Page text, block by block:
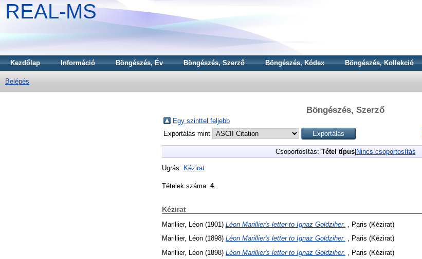
REAL-MS
Kezdőlap Információ Böngészés, Év Böngészés, Szerző Böngészés, Kódex Böngészés, Kollekció
Belépés
Böngészés, Szerző
Egy szinttel feljebb
Exportálás mint
Csoportosítás: Tétel típus| Nincs csoportosítás
Ugrás: Kézirat
Tételek száma: 4.
Kézirat
Marillier, Léon (1901) Léon Marillier's letter to Ignaz Goldziher.
, Paris (Kézirat)
Marillier, Léon (1898) Léon Marillier's letter to Ignaz Goldziher. , Paris (Kézirat)
Marillier, Léon (1898) Léon Marillier's letter to Ignaz Goldziher. , Paris (Kézirat)